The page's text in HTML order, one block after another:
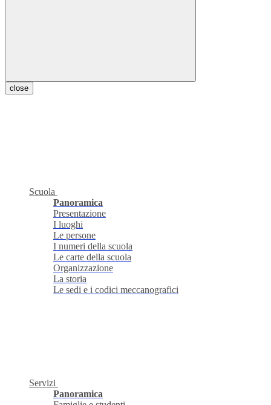
close
Scuola
Panoramica
Presentazione
I luoghi
Le persone
I numeri della scuola
Le carte della scuola
Organizzazione
La storia
Le sedi e i codici meccanografici
Servizi
Panoramica